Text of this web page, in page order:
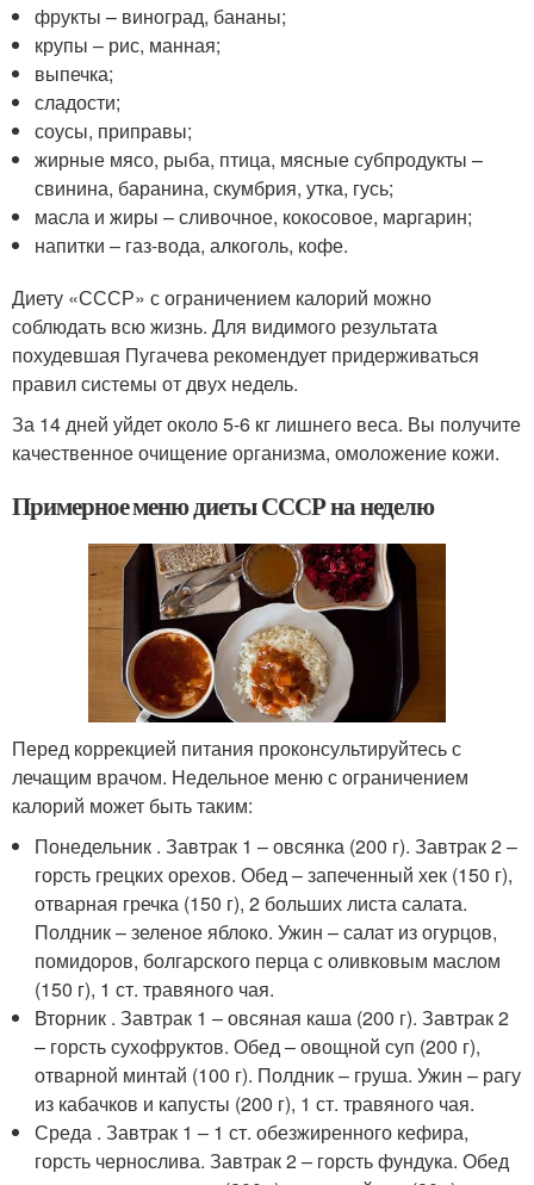
фрукты – виноград, бананы;
крупы – рис, манная;
выпечка;
сладости;
соусы, приправы;
жирные мясо, рыба, птица, мясные субпродукты –
свинина, баранина, скумбрия, утка, гусь;
масла и жиры – сливочное, кокосовое, маргарин;
напитки – газ-вода, алкоголь, кофе.
Диету «СССР» с ограничением калорий можно
соблюдать всю жизнь. Для видимого результата
похудевшая Пугачева рекомендует придерживаться
правил системы от двух недель.
За 14 дней уйдет около 5-6 кг лишнего веса. Вы получите
качественное очищение организма, омоложение кожи.
Примерное меню диеты СССР на неделю
Перед коррекцией питания проконсультируйтесь с
лечащим врачом. Недельное меню с ограничением
калорий может быть таким:
Понедельник . Завтрак 1 – овсянка (200 г). Завтрак 2 –
горсть грецких орехов. Обед – запеченный хек (150 г),
отварная гречка (150 г), 2 больших листа салата.
Полдник – зеленое яблоко. Ужин – салат из огурцов,
помидоров, болгарского перца с оливковым маслом
(150 г), 1 ст. травяного чая.
Вторник . Завтрак 1 – овсяная каша (200 г). Завтрак 2
– горсть сухофруктов. Обед – овощной суп (200 г),
отварной минтай (100 г). Полдник – груша. Ужин – рагу
из кабачков и капусты (200 г), 1 ст. травяного чая.
Среда . Завтрак 1 – 1 ст. обезжиренного кефира,
горсть чернослива. Завтрак 2 – горсть фундука. Обед